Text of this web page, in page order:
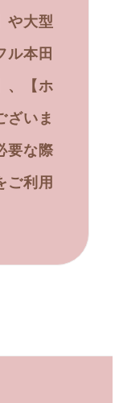
や大型
ル本田
、【ホ
ざいま
要な際
ご利用